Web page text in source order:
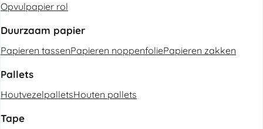
Opvulpapier rol
Duurzaam papier
Papieren tassenPapieren noppenfoliePapieren zakken
Pallets
HoutvezelpalletsHouten pallets
Tape